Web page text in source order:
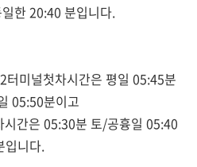
한 20:40 분입니다.
터미널첫차시간은 평일 05:45분
05:50분이고
간은 05:30분 토/공흉일 05:40
입니다.